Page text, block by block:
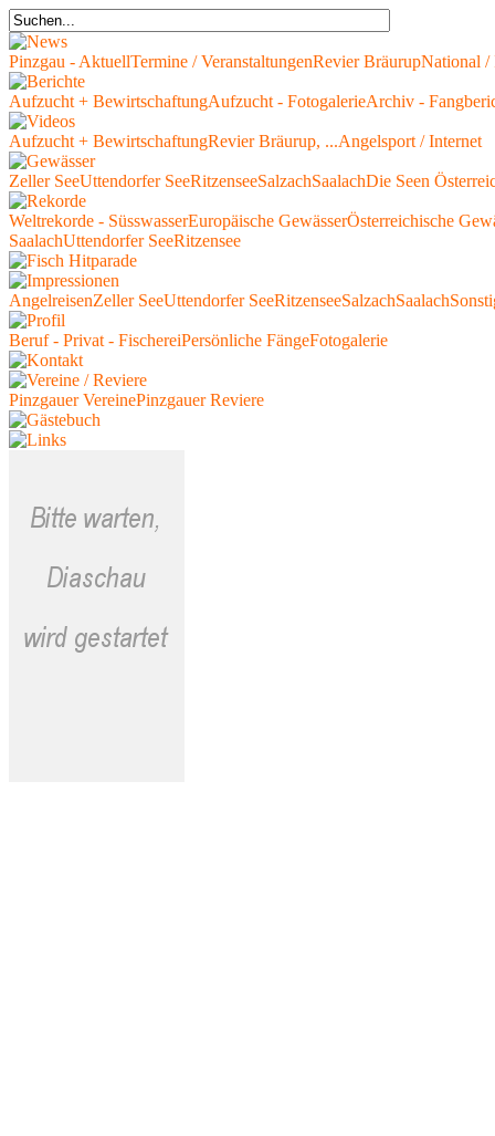
Pinzgau - AktuellTermine / VeranstaltungenRevier BräurupNational /
Aufzucht + BewirtschaftungAufzucht - FotogalerieArchiv -
Aufzucht + BewirtschaftungRevier Bräurup, ...Angelsport / Internet
Zeller SeeUttendorfer SeeRitzenseeSalzachSaalachDie Seen
Weltrekorde - SüsswasserEuropäische GewässerÖsterreichische
SaalachUttendorfer SeeRitzensee
AngelreisenZeller SeeUttendorfer SeeRitzenseeSalzachSaalach
Beruf - Privat - FischereiPersönliche FängeFotogalerie
Pinzgauer VereinePinzgauer Reviere